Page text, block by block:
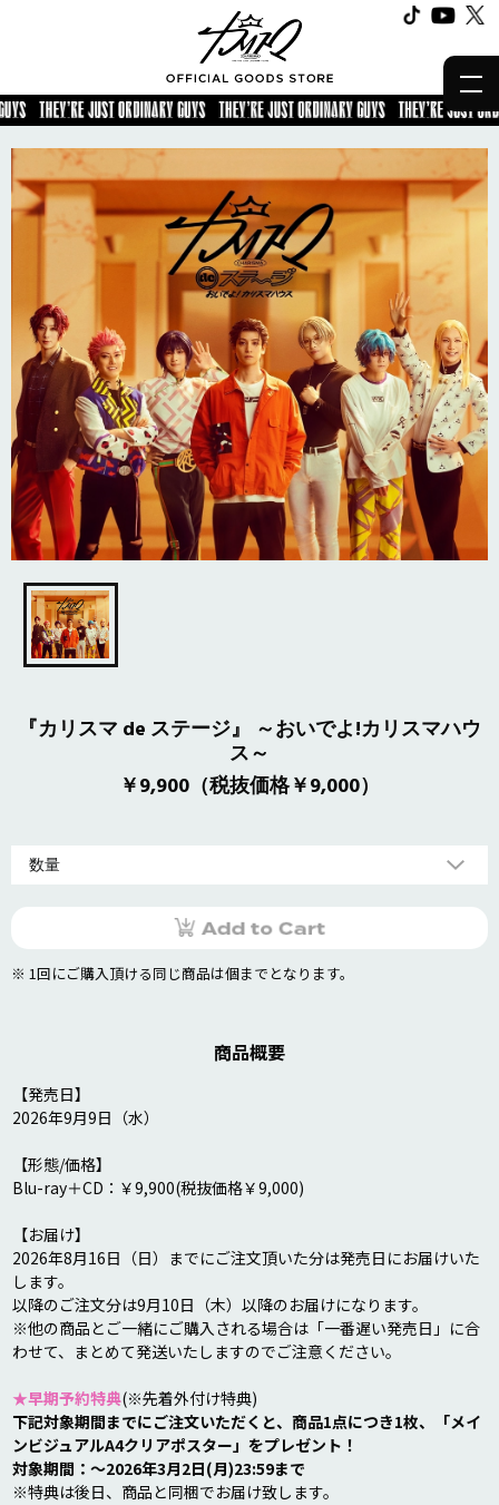
『カリスマ de ステージ』 ～おいでよ!カリスマハウ
ス～
￥9,900（税抜価格￥9,000）
※ 1回にご購入頂ける同じ商品は個までとなります。
商品概要
【発売日】
2026年9月9日（水）
【形態/価格】
Blu-ray＋CD：￥9,900(税抜価格￥9,000)
【お届け】
2026年8月16日（日）までにご注文頂いた分は発売日にお届けいた
します。
以降のご注文分は9月10日（木）以降のお届けになります。
※他の商品とご一緒にご購入される場合は「一番遅い発売日」に合
わせて、まとめて発送いたしますのでご注意ください。
★早期予約特典
下記対象期間までにご注文いただくと、商品1点につき1枚、「メイ
ンビジュアルA4クリアポスター」をプレゼント！
対象期間：～2026年3月2日(月)23:59まで
※特典は後日、商品と同梱でお届け致します。